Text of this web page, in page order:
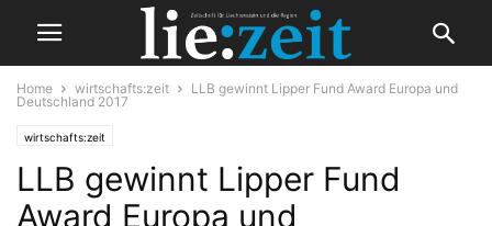
Home wirtschafts:zeit
LLB gewinnt Lipper Fund Award Europa und
Deutschland 2017
wirtschafts:zeit
LLB gewinnt Lipper Fund
Award Europa und